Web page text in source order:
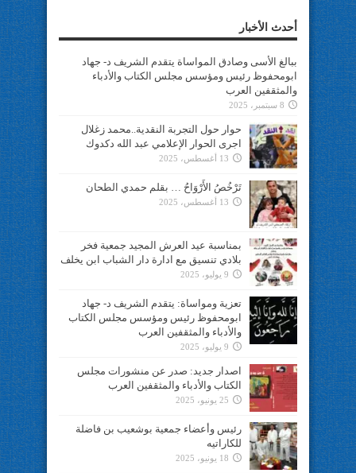
أحدث الأخبار
ببالغ الأسى وصادق المواساة يتقدم الشريف د- جهاد
ابومحفوظ رئيس ومؤسس مجلس الكتاب والأدباء
والمثقفين العرب
8 سبتمبر، 2025
حوار حول التجربة النقدية..محمد زغلال
اجرى الحوار الإعلامي عبد الله دكدوك
13 أغسطس، 2025
تَرْخُصُ الأَرْوَاحُ … بقلم حمدي الطحان
13 أغسطس، 2025
بمناسبة عيد العرش المجيد جمعية فخر
بلادي تنسيق مع ادارة دار الشباب ابن يخلف
9 يوليو، 2025
تعزية ومواساة: يتقدم الشريف د- جهاد
ابومحفوظ رئيس ومؤسس مجلس الكتاب
والأدباء والمثقفين العرب
9 يوليو، 2025
اصدار جديد: صدر عن منشورات مجلس
الكتاب والأدباء والمثقفين العرب
25 يونيو، 2025
رئيس وأعضاء جمعية بوشعيب بن فاضلة
للكاراتيه
18 يونيو، 2025